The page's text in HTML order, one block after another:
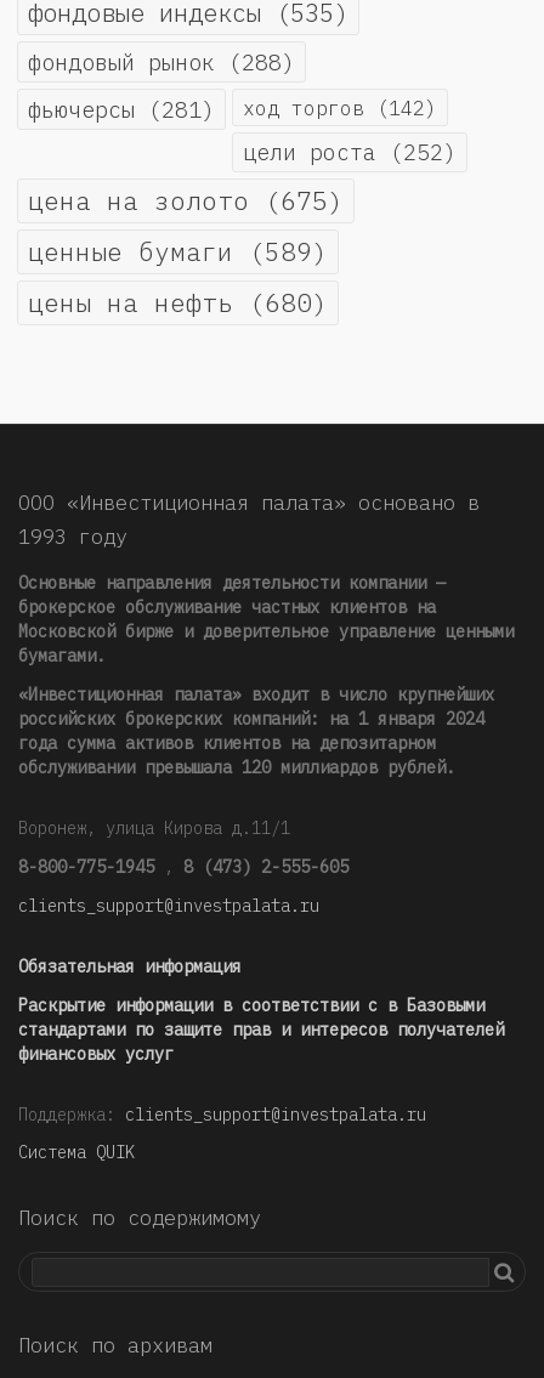
фондовые индексы (535)
фондовый рынок (288)
фьючерсы (281) ход торгов (142)
цели роста (252)
цена на золото (675)
ценные бумаги (589)
цены на нефть (680)
ООО «Инвестиционная палата» основано в
1993 году
Основные направления деятельности компании —
брокерское обслуживание частных клиентов на
Московской бирже и доверительное управление ценными
бумагами.
«Инвестиционная палата» входит в число крупнейших
российских брокерских компаний: на 1 января 2024
года сумма активов клиентов на депозитарном
обслуживании превышала 120 миллиардов рублей.
Воронеж, улица Кирова д.11/1
8-800-775-1945 , 8 (473) 2-555-605
clients_support@investpalata.ru
Обязательная информация
Раскрытие информации в соответствии с в Базовыми
стандартами по защите прав и интересов получателей
финансовых услуг
Поддержка: clients_support@investpalata.ru
Система QUIK
Поиск по содержимому
Поиск по архивам